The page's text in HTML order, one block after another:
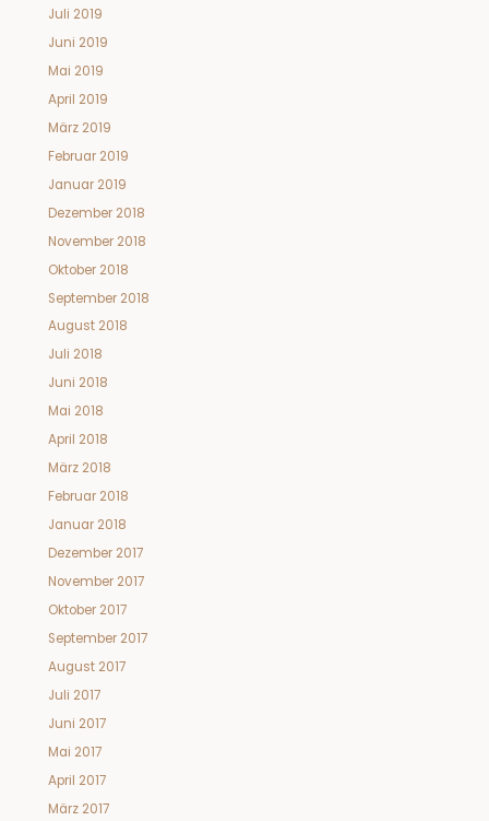
Juli 2019
Juni 2019
Mai 2019
April 2019
März 2019
Februar 2019
Januar 2019
Dezember 2018
November 2018
Oktober 2018
September 2018
August 2018
Juli 2018
Juni 2018
Mai 2018
April 2018
März 2018
Februar 2018
Januar 2018
Dezember 2017
November 2017
Oktober 2017
September 2017
August 2017
Juli 2017
Juni 2017
Mai 2017
April 2017
März 2017